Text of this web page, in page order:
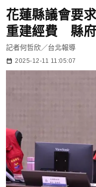
花蓮縣議會要
重建經費 縣
記者何哲欣／台北報導
2025-12-11 11:05:07